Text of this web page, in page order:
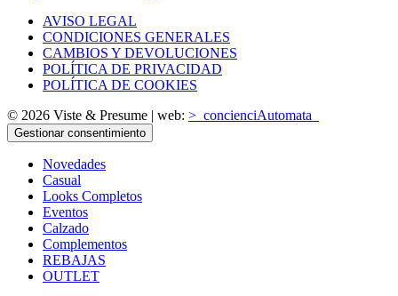
AVISO LEGAL
CONDICIONES GENERALES
CAMBIOS Y DEVOLUCIONES
POLÍTICA DE PRIVACIDAD
POLÍTICA DE COOKIES
© 2026 Viste & Presume | web: >_concienciAutomata_
Gestionar consentimiento
Novedades
Casual
Looks Completos
Eventos
Calzado
Complementos
REBAJAS
OUTLET